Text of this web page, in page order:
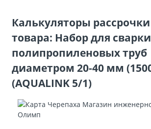
Калькуляторы
товара: Набор для сварки
полипропиленовых труб
диаметром 20-40 мм
(AQUALINK 5/1)